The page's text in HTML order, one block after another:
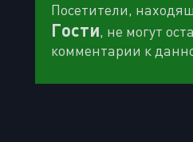
Посетители,
Гости, не могут
комментарии к